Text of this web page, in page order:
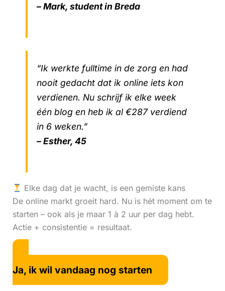
– Mark, student in Breda
“Ik werkte fulltime in de zorg en had
nooit gedacht dat ik online iets kon
verdienen. Nu schrijf ik elke week
één blog en heb ik al €287 verdiend
in 6 weken.”
– Esther, 45
Elke dag dat je wacht, is een gemiste kans
De online markt groeit hard. Nu is hét moment om te
starten – ook als je maar 1 à 2 uur per dag hebt.
Actie + consistentie = resultaat.
Ja, ik wil vandaag nog starten